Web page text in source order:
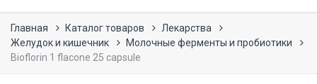
Главная Каталог товаров
Лекарства
Желудок и кишечник
Молочные ферменты и пробиотики
Bioflorin 1 flacone 25 capsule